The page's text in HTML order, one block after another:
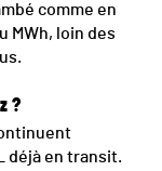
comme en
MWh, loin des
?
déjà en transit.